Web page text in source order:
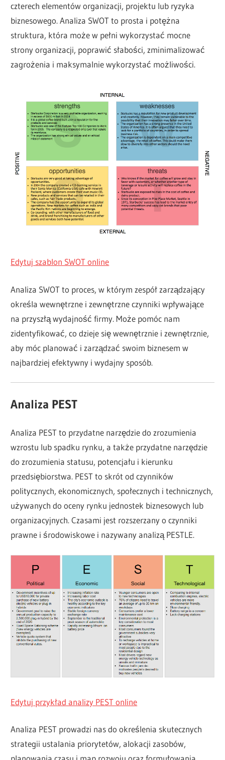
czterech elementów organizacji, projektu lub ryzyka
biznesowego. Analiza SWOT to prosta i potężna
struktura, która może w pełni wykorzystać mocne
strony organizacji, poprawić słabości, zminimalizować
zagrożenia i maksymalnie wykorzystać możliwości.
Edytuj szablon SWOT online
Analiza SWOT to proces, w którym zespół zarządzający
określa wewnętrzne i zewnętrzne czynniki wpływające
na przyszłą wydajność firmy. Może pomóc nam
zidentyfikować, co dzieje się wewnętrznie i zewnętrznie,
aby móc planować i zarządzać swoim biznesem w
najbardziej efektywny i wydajny sposób.
Analiza PEST
Analiza PEST to przydatne narzędzie do zrozumienia
wzrostu lub spadku rynku, a także przydatne narzędzie
do zrozumienia statusu, potencjału i kierunku
przedsiębiorstwa. PEST to skrót od czynników
politycznych, ekonomicznych, społecznych i technicznych,
używanych do oceny rynku jednostek biznesowych lub
organizacyjnych. Czasami jest rozszerzany o czynniki
prawne i środowiskowe i nazywany analizą PESTLE.
Edytuj przykład analizy PEST online
Analiza PEST prowadzi nas do określenia skutecznych
strategii ustalania priorytetów, alokacji zasobów,